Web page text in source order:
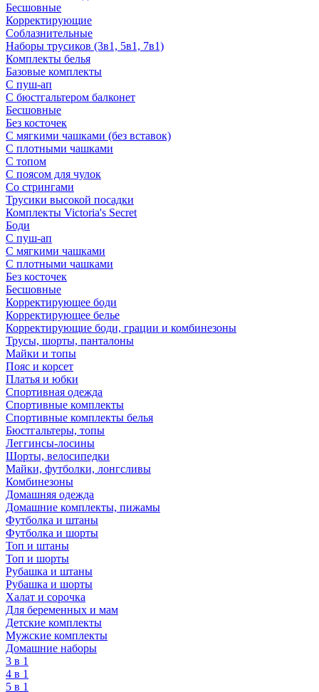
Бесшовные
Корректирующие
Соблазнительные
Наборы трусиков (3в1, 5в1, 7в1)
Комплекты белья
Базовые комплекты
С пуш-ап
С бюстгальтером балконет
Бесшовные
Без косточек
С мягкими чашками (без вставок)
С плотными чашками
С топом
С поясом для чулок
Со стрингами
Трусики высокой посадки
Комплекты Victoria's Secret
Боди
С пуш-ап
С мягкими чашками
С плотными чашками
Без косточек
Бесшовные
Корректирующее боди
Корректирующее белье
Корректирующие боди, грации и комбинезоны
Трусы, шорты, панталоны
Майки и топы
Пояс и корсет
Платья и юбки
Спортивная одежда
Спортивные комплекты
Спортивные комплекты белья
Бюстгальтеры, топы
Леггинсы-лосины
Шорты, велосипедки
Майки, футболки, лонгсливы
Комбинезоны
Домашняя одежда
Домашние комплекты, пижамы
Футболка и штаны
Футболка и шорты
Топ и штаны
Топ и шорты
Рубашка и штаны
Рубашка и шорты
Халат и сорочка
Для беременных и мам
Детские комплекты
Мужские комплекты
Домашние наборы
3 в 1
4 в 1
5 в 1